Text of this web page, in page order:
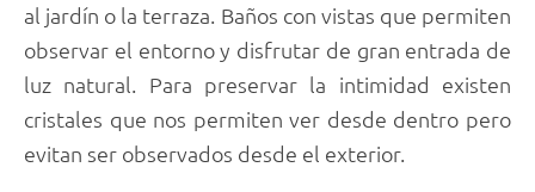
al jardín o la terraza. Baños con vistas que permiten
observar el entorno y disfrutar de gran entrada de
luz natural. Para preservar la intimidad existen
cristales que nos permiten ver desde dentro pero
evitan ser observados desde el exterior.